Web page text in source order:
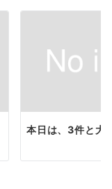
本日は、3件と大